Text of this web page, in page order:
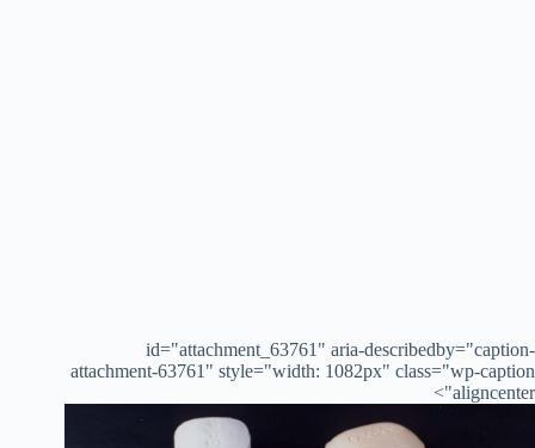
id="attachment_63761" aria-describedby="caption-
attachment-63761" style="width: 1082px" class="wp-caption
aligncenter">